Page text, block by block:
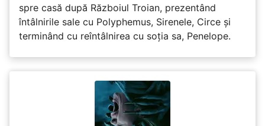
spre casă după Războiul Troian, prezentând
întâlnirile sale cu Polyphemus, Sirenele, Circe și
terminând cu reîntâlnirea cu soția sa, Penelope.